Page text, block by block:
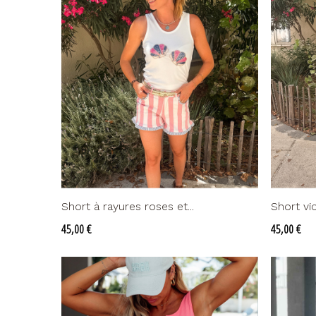
Short à rayures roses et...
Prix
45,00 €
Short
Prix
45,00 €